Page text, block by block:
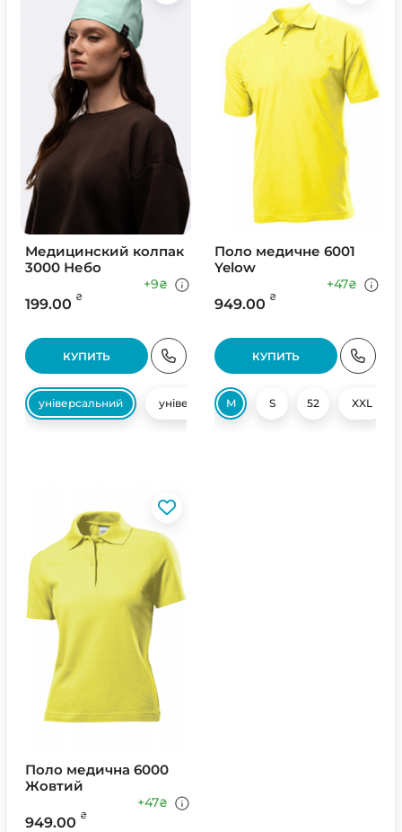
Медицинский колпак
3000 Небо
199.00 ₴
+9₴
КУПИТЬ
універсальний універсальний
Поло медичне 6001
Yelow
949.00 ₴
+47₴
КУПИТЬ
M S 52 XXL
Поло медична 6000
Жовтий
949.00 ₴
+47₴